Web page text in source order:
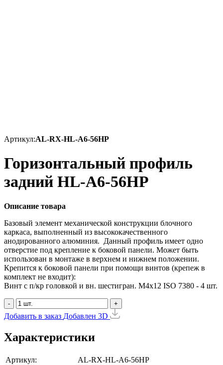
Артикул:AL-RX-HL-A6-56HP
Горизонтальный профиль
задний HL-A6-56HP
Описание товара
Базовый элемент механической конструкции блочного
каркаса, выполненный из высококачественного
анодированного алюминия. Данный профиль имеет одно
отверстие под крепление к боковой панели. Может быть
использован в монтаже в верхнем и нижнем положении.
Крепится к боковой панели при помощи винтов (крепеж в
комплект не входит):
Винт с п/кр головкой и вн. шестигран. М4x12 ISO 7380 - 4 шт.
- +
Добавить в заказ Добавлен 3D
Характеристики
Артикул:
AL-RX-HL-A6-56HP